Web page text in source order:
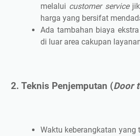
melalui customer service
harga yang bersifat
Ada tambahan biaya
di luar area cakupan
2. Teknis Penjemputan (Door
Waktu keberangkatan yang